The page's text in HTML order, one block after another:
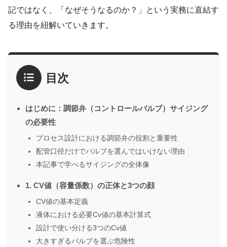
記ではなく、「なぜそうなるのか？」という実務に直結す
る理由を紐解いていきます。
目次
はじめに：調節弁（コントロールバルブ）サイジング
の必要性
プロセス設計における調節弁の役割と重要性
配管口径だけでバルブを選んではいけない理由
本記事で学べるサイジングの全体像
1. CV値（容量係数）の正体と3つの顔
CV値の基本定義
液体における必要Cv値の基本計算式
設計で使い分ける3つのCv値
大きすぎるバルブを選ぶ危険性